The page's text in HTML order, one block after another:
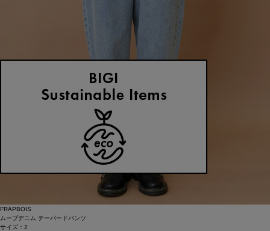
FRAPBOIS
ムーブデニム テーパードパンツ
サイズ：2